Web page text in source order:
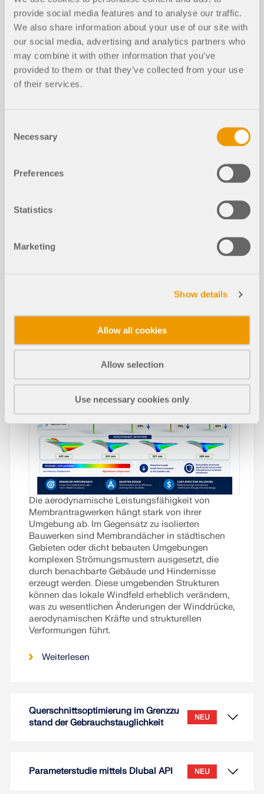
provide social media features and to analyse our traffic.
We also share information about your use of our site with
our social media, advertising and analytics partners who
may combine it with other information that you’ve
provided to them or that they’ve collected from your use
of their services.
Selection
Necessary
Preferences
Statistics
Marketing
Show details
Allow all cookies
Allow selection
Use necessary cookies only
Dauer: 01:04:07 min
757x
Membranüberdachung des Amphitheaters
auf die aerodynamische Reaktion zu
gbeanspruchter Membrankonstrukti
Die aerodynamische Leistungsfähigkeit von
Membrantragwerken hängt stark von ihrer
Umgebung ab. Im Gegensatz zu isolierten
Bauwerken sind Membrandächer in städtischen
Gebieten oder dicht bebauten Umgebungen
komplexen Strömungsmustern ausgesetzt, die
durch benachbarte Gebäude und Hindernisse
erzeugt werden. Diese umgebenden Strukturen
können das lokale Windfeld erheblich verändern,
was zu wesentlichen Änderungen der Winddrücke,
aerodynamischen Kräfte und strukturellen
Verformungen führt.
Weiterlesen
Querschnittsoptimierung im Grenzzu
stand der Gebrauchstauglichkeit
NEU
Parameterstudie mittels Dlubal API NEU